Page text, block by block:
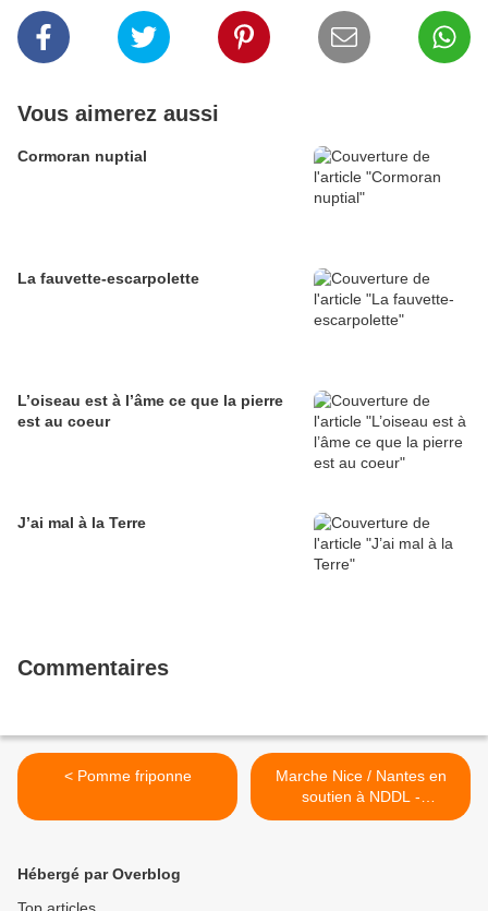
Vous aimerez aussi
Cormoran nuptial
La fauvette-escarpolette
L’oiseau est à l’âme ce que la pierre
est au coeur
J’ai mal à la Terre
Commentaires
< Pomme friponne
Marche Nice / Nantes en
soutien à NDDL -
Chronique d'Alain Fuentes
Hébergé par Overblog